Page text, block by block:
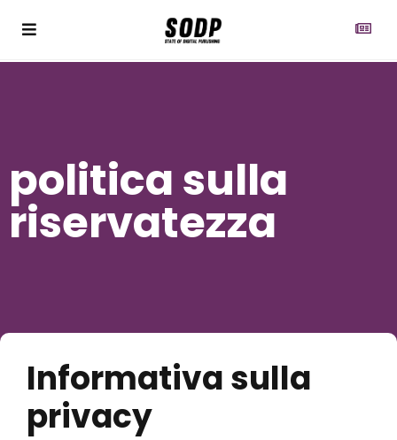
politica sulla
riservatezza
Informativa sulla
privacy